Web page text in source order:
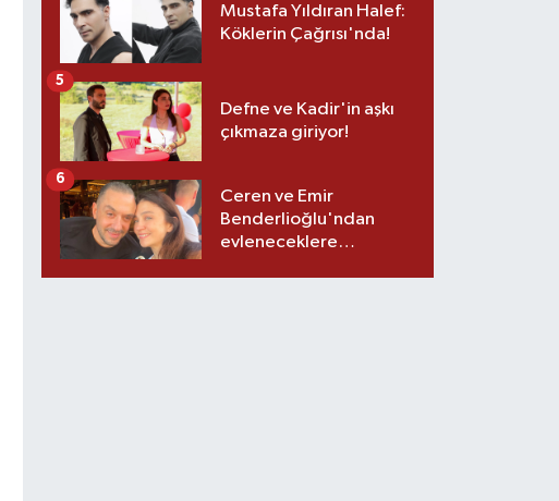
Mustafa Yıldıran Halef:
Köklerin Çağrısı'nda!
Defne ve Kadir'in aşkı
çıkmaza giriyor!
5
Ceren ve Emir
Benderlioğlu'ndan
evleneceklere
6